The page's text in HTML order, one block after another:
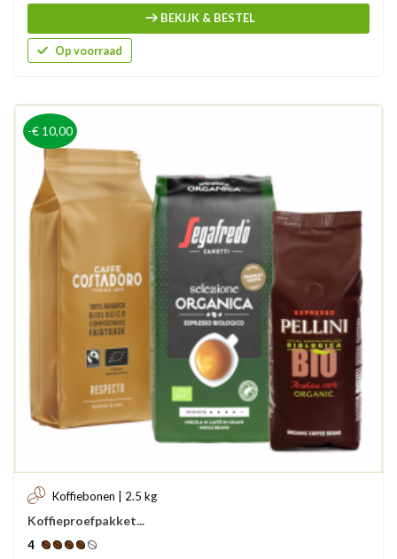
BEKIJK & BESTEL
Op voorraad
-€ 10,00
Koffiebonen | 2.5 kg
Koffieproefpakket...
4